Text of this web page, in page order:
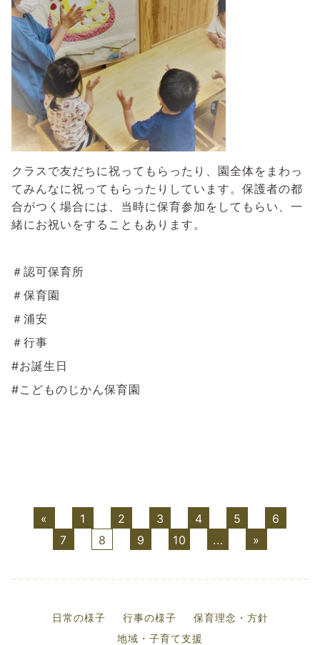
クラスで友だちに祝ってもらったり、園全体をまわっ
てみんなに祝ってもらったりしています。保護者の都
合がつく場合には、当時に保育参加をしてもらい、一
緒にお祝いをすることもあります。
＃認可保育所
＃保育園
＃浦安
＃行事
#お誕生日
#こどものじかん保育園
« 1 2 3 4 5
6
7
8 9 10 ... »
日常の様子 行事の様子
保育理念・方針
地域・子育て支援